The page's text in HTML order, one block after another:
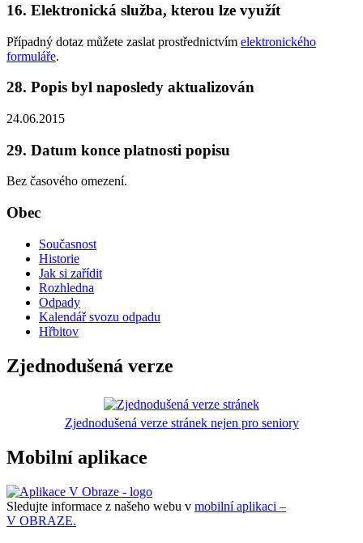
16. Elektronická služba, kterou lze využít
Případný dotaz můžete zaslat prostřednictvím elektronického
formuláře.
28. Popis byl naposledy aktualizován
24.06.2015
29. Datum konce platnosti popisu
Bez časového omezení.
Obec
Současnost
Historie
Jak si zařídit
Rozhledna
Odpady
Kalendář svozu odpadu
Hřbitov
Zjednodušená verze
Zjednodušená verze stránek nejen pro seniory
Mobilní aplikace
Sledujte informace z našeho webu v mobilní aplikaci –
V OBRAZE.